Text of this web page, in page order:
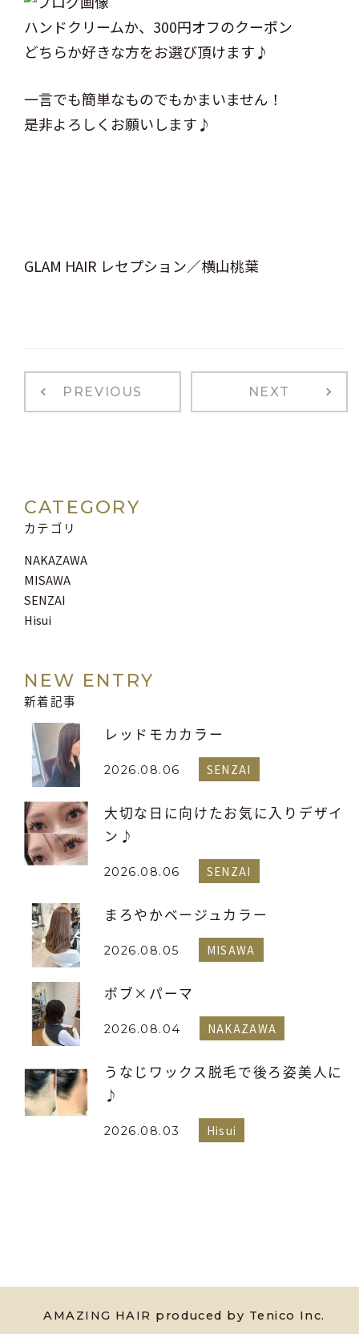
ハンドクリームか、300円オフのクーポン
どちらか好きな方をお選び頂けます♪
一言でも簡単なものでもかまいません！
是非よろしくお願いします♪
GLAM HAIR レセプション／横山桃葉
PREVIOUS NEXT
CATEGORY
カテゴリ
NAKAZAWA
MISAWA
SENZAI
Hisui
NEW ENTRY
新着記事
レッドモカカラー
2026.08.06 SENZAI
大切な日に向けたお気に入りデザイ
ン♪
2026.08.06 SENZAI
まろやかベージュカラー
2026.08.05 MISAWA
ボブ×パーマ
2026.08.04 NAKAZAWA
うなじワックス脱毛で後ろ姿美人に
♪
2026.08.03 Hisui
AMAZING HAIR produced by Tenico Inc.